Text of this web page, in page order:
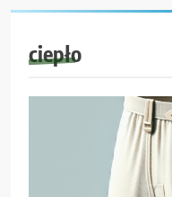
ciepło